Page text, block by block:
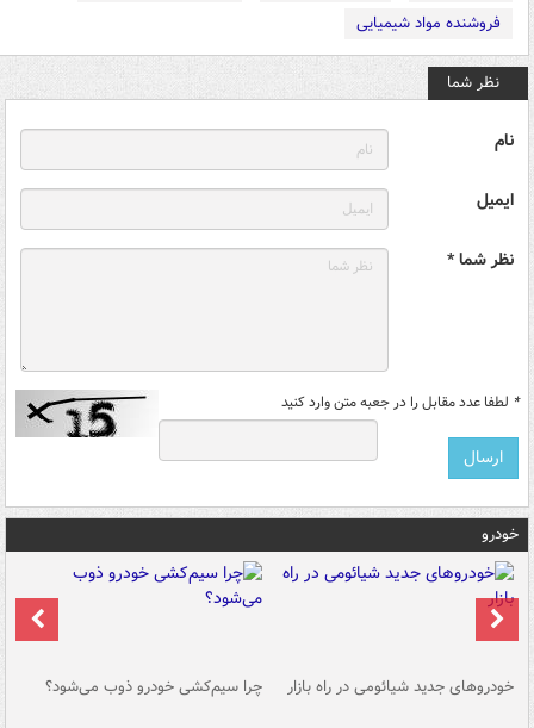
فروشنده مواد شیمیایی
نظر شما
نام
ایمیل
نظر شما *
* لطفا عدد مقابل را در جعبه متن وارد کنید
خودرو
خودروهای جدید شیائومی در راه بازار چرا سیم‌کشی خودرو ذوب می‌شود؟